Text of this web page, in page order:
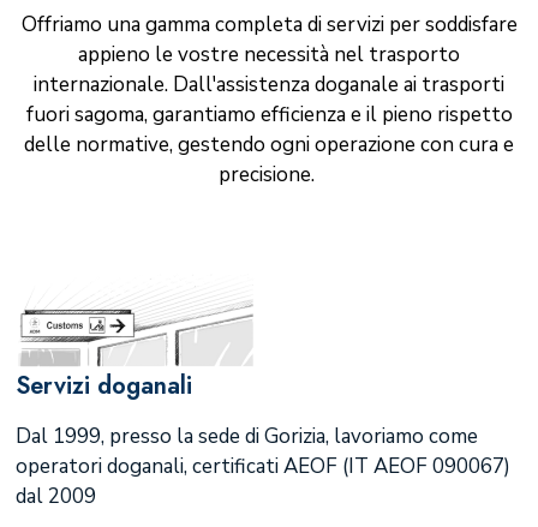
Offriamo una gamma completa di servizi per soddisfare
appieno le vostre necessità nel trasporto
internazionale. Dall'assistenza doganale ai trasporti
fuori sagoma, garantiamo efficienza e il pieno rispetto
delle normative, gestendo ogni operazione con cura e
precisione.
Servizi doganali
Dal 1999, presso la sede di Gorizia, lavoriamo come
operatori doganali, certificati AEOF (IT AEOF 090067)
dal 2009